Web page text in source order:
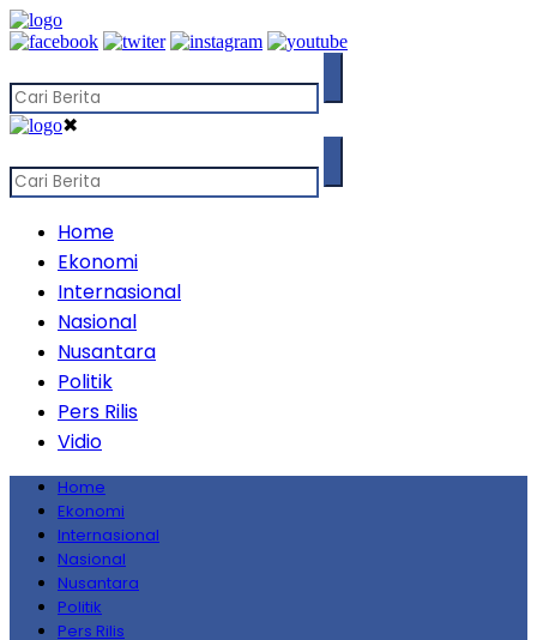
✖
Home
Ekonomi
Internasional
Nasional
Nusantara
Politik
Pers Rilis
Vidio
Home
Ekonomi
Internasional
Nasional
Nusantara
Politik
Pers Rilis